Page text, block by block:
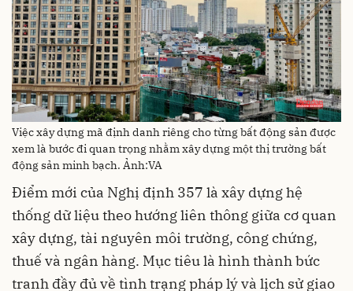
Việc xây dựng mã định danh riêng cho từng bất động sản được
xem là bước đi quan trọng nhằm xây dựng một thị trường bất
động sản minh bạch. Ảnh:VA
Điểm mới của Nghị định 357 là xây dựng hệ
thống dữ liệu theo hướng liên thông giữa cơ quan
xây dựng, tài nguyên môi trường, công chứng,
thuế và ngân hàng. Mục tiêu là hình thành bức
tranh đầy đủ về tình trạng pháp lý và lịch sử giao